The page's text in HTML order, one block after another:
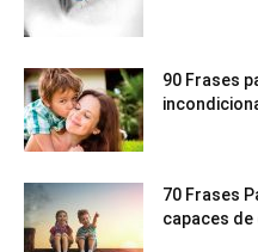
90 Frases
70 Frases
capaces